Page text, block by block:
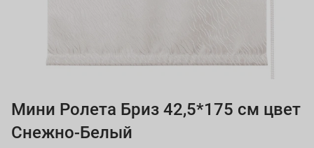
Мини Ролета Бриз 42,5*175 см цвет
Снежно-Белый